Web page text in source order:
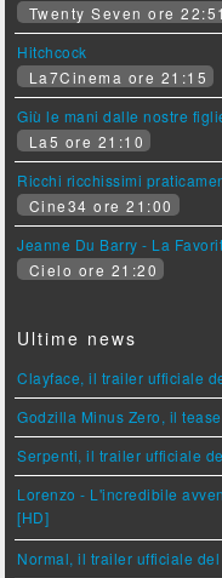
Twenty Seven ore 22:51
Hitchcock
La7Cinema ore 21:15
Giù le mani dalle nostre
La5 ore 21:10
Ricchi ricchissimi
Cine34 ore 21:00
Jeanne Du Barry - La
Cielo ore 21:20
Ultime news
Clayface, il trailer ufficiale
Godzilla Minus Zero, il
Serpenti, il trailer ufficiale
Lorenzo - L'incredibile
[HD]
Normal, il trailer ufficiale